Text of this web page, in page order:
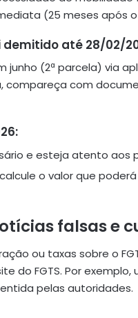
(25 meses após
até 28/02/
(2ª parcela) via
compareça com
e esteja atento aos
o valor que
falsas e
ou taxas sobre o
do FGTS. Por
pelas autoridades.